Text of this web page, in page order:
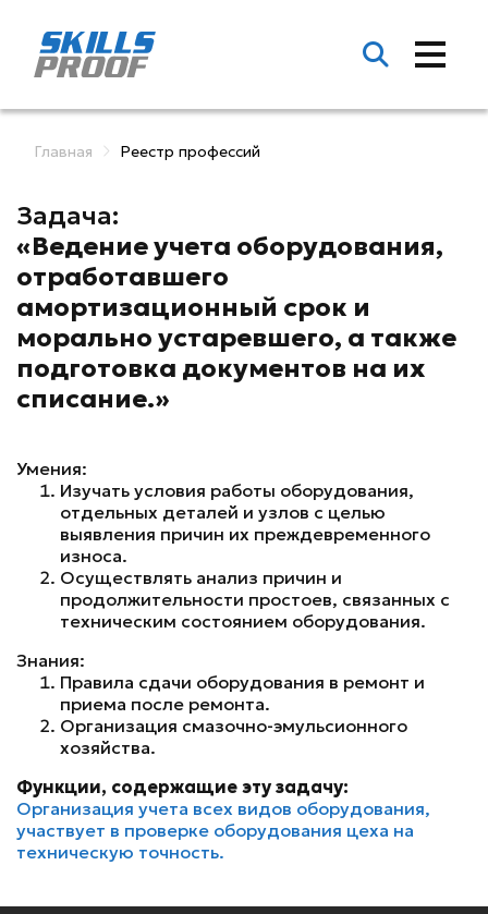
Главная Реестр профессий
Задача:
«Ведение учета оборудования,
отработавшего
амортизационный срок и
морально устаревшего, а также
подготовка документов на их
списание.»
Умения:
Изучать условия работы оборудования,
отдельных деталей и узлов с целью
выявления причин их преждевременного
износа.
Осуществлять анализ причин и
продолжительности простоев, связанных с
техническим состоянием оборудования.
Знания:
Правила сдачи оборудования в ремонт и
приема после ремонта.
Организация смазочно-эмульсионного
хозяйства.
Функции, содержащие эту задачу:
Организация учета всех видов оборудования,
участвует в проверке оборудования цеха на
техническую точность.